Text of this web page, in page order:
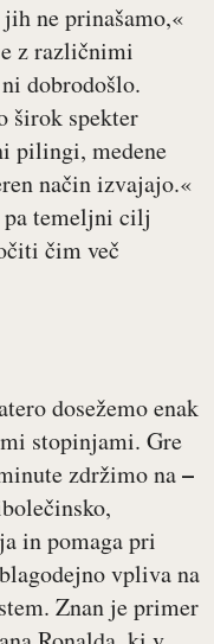
ne prinašamo,«
z različnimi
dobrodošlo.
širok spekter
pilingi, medene
način izvajajo.«
pa temeljni cilj
čim več
dosežemo enak
stopinjami. Gre
zdržimo na–
in pomaga pri
vpliva na
Znan je primer